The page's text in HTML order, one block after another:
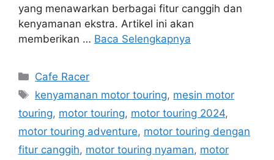
yang menawarkan berbagai fitur canggih dan
kenyamanan ekstra. Artikel ini akan
memberikan … Baca Selengkapnya
Kategori
Cafe Racer
Tag
kenyamanan motor touring, mesin motor
touring, motor touring, motor touring 2024,
motor touring adventure, motor touring dengan
fitur canggih, motor touring nyaman, motor